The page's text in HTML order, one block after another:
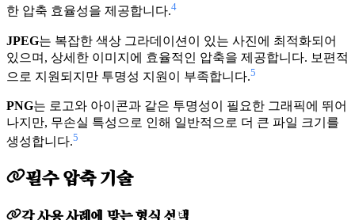
한 압축 효율성을 제공합니다.4
JPEG는 복잡한 색상 그라데이션이 있는 사진에 최적화되어
있으며, 상세한 이미지에 효율적인 압축을 제공합니다. 보편적
으로 지원되지만 투명성 지원이 부족합니다.5
PNG는 로고와 아이콘과 같은 투명성이 필요한 그래픽에 뛰어
나지만, 무손실 특성으로 인해 일반적으로 더 큰 파일 크기를
생성합니다.5
필수 압축 기술
각 사용 사례에 맞는 형식 선택